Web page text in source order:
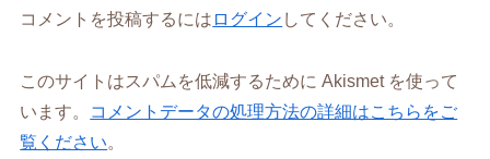
コメントを投稿するには ログイン してください。
このサイトはスパムを低減するために Akismet を使って
います。
コメントデータの処理方法の詳細はこちらをご
覧ください。